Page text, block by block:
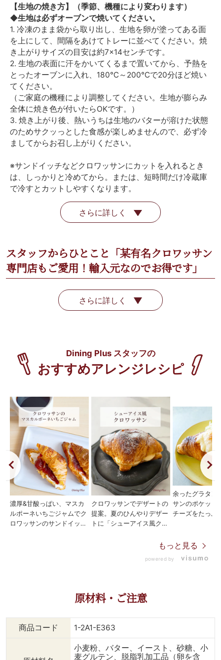
【生地の焼き方】（季節、機種により変わります）
◆生地は必ずオーブンで焼いてください。
1. 冷凍のまま袋から取り出し、生地を卵が塗ってある面
を上にして、間隔をあけてトレーに並べてください。焼
き上がりサイズの目安は約7×14センチです。
2. 生地の表面に汗をかいてくるまで置いてから、予熱を
とったオーブンに入れ、180℃～200℃で20分ほど焼い
てください。
（ご家庭の機種により調整してください。生地が膨らみ
全体に焼き色が付いたらOKです。）
3. 焼き上がり後、熱いうちは生地のバターが溶けた状態
のためサクッっとした食感が楽しめませんので、必ず冷
ましてからお召し上がりください。
※サンドイッチなどクロワッサンにカットを入れるとき
は、しっかりと冷めてから。または、短時間だけ冷蔵庫
で冷すとカットしやすくなります。
さらに詳しく
スタッフからひとこと「某有名クロワッサン
専門店もご愛用！輸入元なのでお得です」
さらに詳しく
濃厚&甘酸っぱい、マスカ
ルポーネいちごジャムでク
ロワッサンのサンドイッチ
マスカルポーネを入れた
ら、たまらないのでは！？
ました～ 思ったとおり、
ボリュームがあってたまら
クロワッサンでデザートの
提案。夏のひんやりデザー
トに「シューアイス風クロ
ッサンにお好きなアイスク
ス風にしてみました！ バ
かで溶けてひんやり美味し
い。 満足感たっぷり！ ク
の残った部分、冷たいアイ
夏のスイーツです。 ↓（作
余ったグラタン
サンのポケット
チーズをたっぷ
稿のグラコロバ
りにサクッとし
ングラタン》
人分） ・クロ
もっと見る
powered by
原材料・ご注意
商品コード 1-2A1-E363
小麦粉、バター、イースト、砂糖、小
麦グルテン、脱脂乳加工品（卵を含